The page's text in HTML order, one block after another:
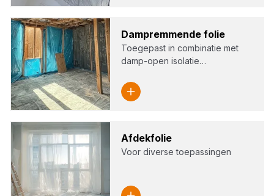
Dam­p­rem­men­de folie
Toegepast in combinatie met
damp-open isolatie…
Afdek­fo­lie
Voor diverse toepassingen